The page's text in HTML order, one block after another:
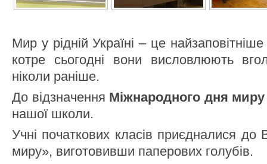
Мир у рідній Україні – це
котре сьогодні вони висловлюють
ніколи раніше.
До відзначення Міжнародного дня миру
нашої школи.
Учні початкових класів приєдналися до
миру», виготовивши паперових голубів.